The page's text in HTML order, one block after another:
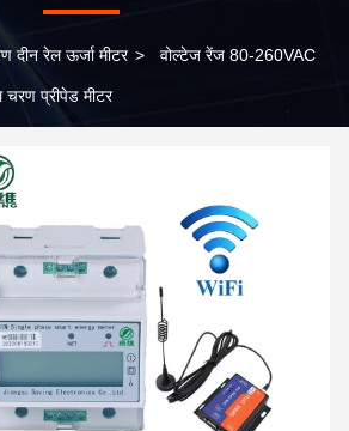
दीन रेल ऊर्जा मीटर > वोल्टेज रेंज 80-260VAC
प्रीपेड मीटर